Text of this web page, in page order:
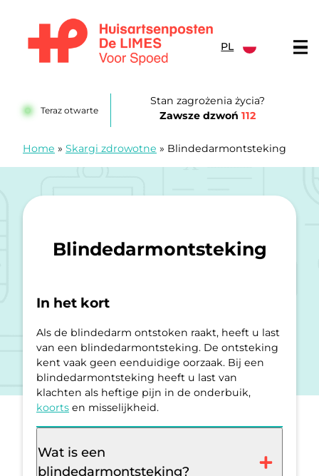
PL
Teraz otwarte
Stan zagrożenia życia?
Zawsze dzwoń 112
Home » Skargi zdrowotne » Blindedarmontsteking
Blindedarmontsteking
In het kort
Als de blindedarm ontstoken raakt, heeft u last
van een blindedarmontsteking. De ontsteking
kent vaak geen eenduidige oorzaak. Bij een
blindedarmontsteking heeft u last van
klachten als heftige pijn in de onderbuik,
koorts en misselijkheid.
Wat is een
blindedarmontsteking?